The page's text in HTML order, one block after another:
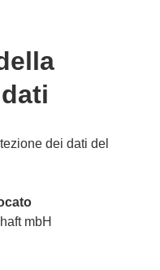
dei dati del
mbH